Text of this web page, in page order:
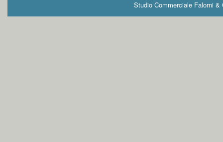
Studio Commerciale Falorni